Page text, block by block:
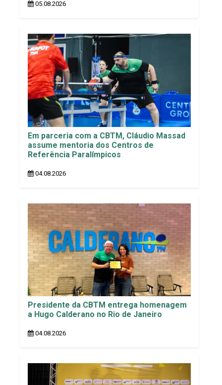
05.08.2026
Em parceria com a CBTM, Cláudio Massad
assume mentoria dos Centros de
Referência Paralímpicos
04.08.2026
Presidente da CBTM entrega homenagem
a Hugo Calderano no Rio de Janeiro
04.08.2026